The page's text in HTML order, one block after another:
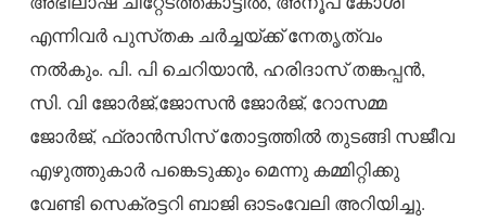
എന്നിവർ പുസ്‌തക ചർച്ചയ്ക്ക് നേതൃത്വം
നൽകും. പി. പി ചെറിയാൻ, ഹരിദാസ് തങ്കപ്പൻ,
സി. വി ജോർജ്,ജോസൻ ജോർജ്, റോസമ്മ
ജോർജ്, ഫ്രാൻസിസ് തോട്ടത്തിൽ തുടങ്ങി സജീവ
എഴുത്തുകാർ പങ്കെടുക്കും മെന്നു കമ്മിറ്റിക്കു
വേണ്ടി സെക്രട്ടറി ബാജി ഓടംവേലി അറിയിച്ചു.